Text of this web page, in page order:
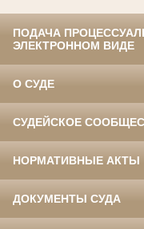
ПОДАЧА
ЭЛЕКТРОННОМ ВИДЕ
О СУДЕ
СУДЕЙСКОЕ
НОРМАТИВНЫЕ АКТЫ
ДОКУМЕНТЫ СУДА